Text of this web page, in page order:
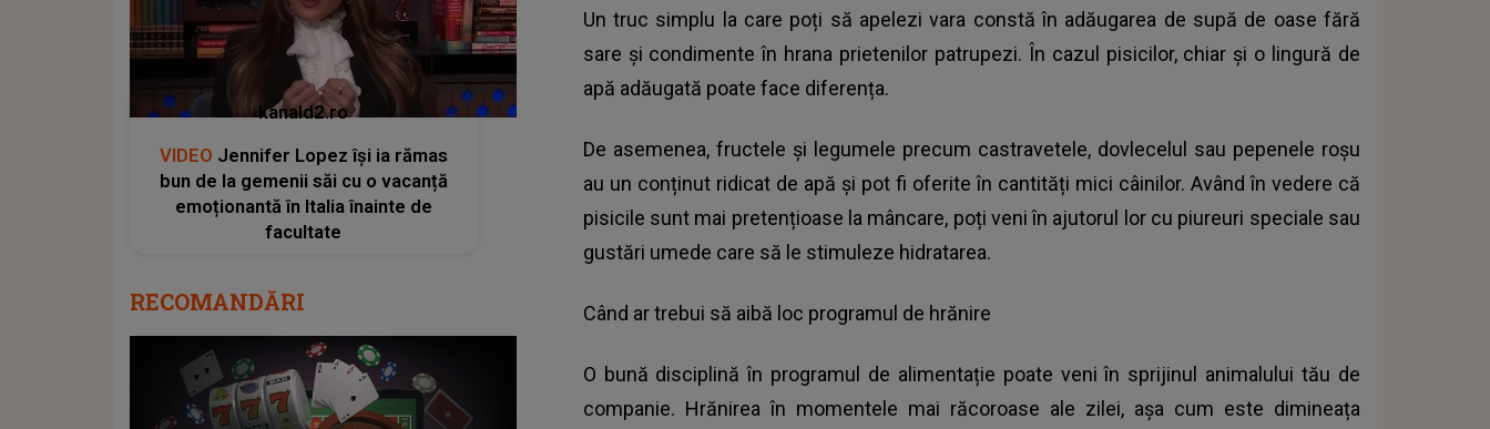
Un truc simplu la care poți să apelezi vara constă în adăugarea de supă de oase fără
sare și condimente în hrana prietenilor patrupezi. În cazul pisicilor, chiar și o lingură de
apă adăugată poate face diferența.
De asemenea, fructele și legumele precum castravetele, dovlecelul sau pepenele roșu
au un conținut ridicat de apă și pot fi oferite în cantități mici câinilor. Având în vedere că
pisicile sunt mai pretențioase la mâncare, poți veni în ajutorul lor cu piureuri speciale sau
gustări umede care să le stimuleze hidratarea.
Când ar trebui să aibă loc programul de hrănire
O bună disciplină în programul de alimentație poate veni în sprijinul animalului tău de
companie. Hrănirea în momentele mai răcoroase ale zilei, așa cum este dimineața
kanald2.ro
VIDEO Jennifer Lopez își ia rămas
bun de la gemenii săi cu o vacanță
emoționantă în Italia înainte de
facultate
RECOMANDĂRI